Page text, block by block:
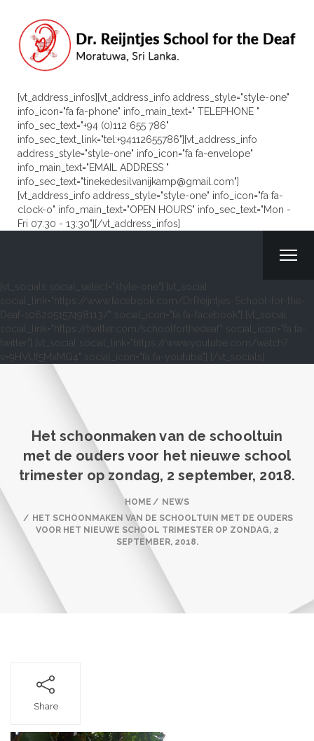
[vt_address_infos][vt_address_info address_style="style-one"
info_icon="fa fa-phone" info_main_text=" TELEPHONE "
info_sec_text="+94 (0)112 655 786"
info_sec_text_link="tel:+94112655786"][vt_address_info
address_style="style-one" info_icon="fa fa-envelope"
info_main_text="EMAIL ADDRESS "
info_sec_text="tinekedesilvanijkamp@gmail.com"]
[vt_address_info address_style="style-one" info_icon="fa fa-
clock-o" info_main_text="OPEN HOURS" info_sec_text="Mon -
Fri 07:30 - 13:30"][/vt_address_infos]
[vt_socials social_select="style-one"] [vt_social
social_link="https://www.facebook.com/DrReijntjes-School-for-the-
Deaf-106205157498113/" social_icon="fa fa-facebook"] [vt_social
social_link="https://twitter.com/schoolforthedeaf" social_icon="fa fa-
twitter"] [vt_social social_link="https://www.youtube.com/watch?
v=9HVUf5MxMQ4" social_icon="fa fa-youtube"] [/vt_socials]
Het schoonmaken van de schooltuin
met de ouders voor het nieuwe school
trimester op zondag, 2 september, 2018.
HOME
NEWS
HET SCHOONMAKEN VAN DE SCHOOLTUIN MET DE OUDERS
VOOR HET NIEUWE SCHOOL TRIMESTER OP ZONDAG, 2
SEPTEMBER, 2018.
Share